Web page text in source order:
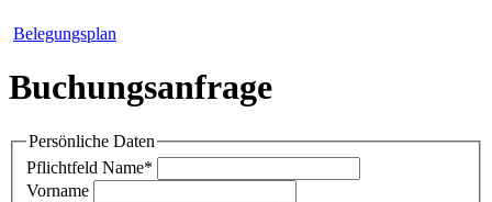
Belegungsplan
Buchungsanfrage
Persönliche Daten
Pflichtfeld Name*
Vorname